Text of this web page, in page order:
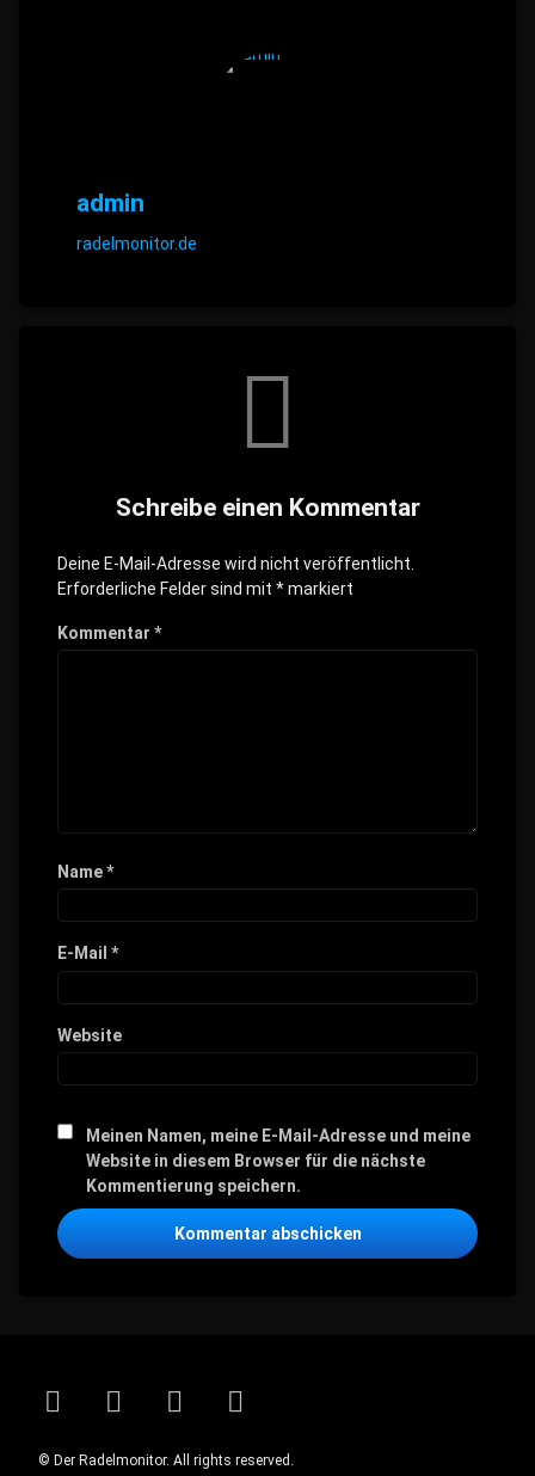
admin
radelmonitor.de
Schreibe einen Kommentar
Deine E-Mail-Adresse wird nicht veröffentlicht.
Erforderliche Felder sind mit *markiert
Kommentar *
Name*
E-Mail *
Website
Meinen Namen, meine E-Mail-Adresse und meine
Website in diesem Browser für die nächste
Kommentierung speichern.
Facebook
LinkedIn
RSS E-mail
© Der Radelmonitor. All rights reserved.